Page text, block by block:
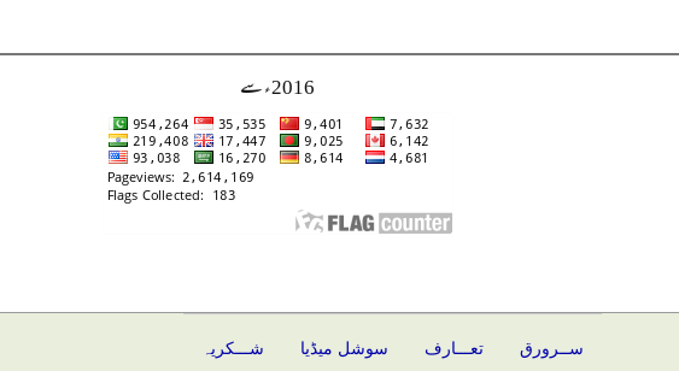
2016ء سے
ســرورق تعـــارف سوشل میڈیا شـــکریہ